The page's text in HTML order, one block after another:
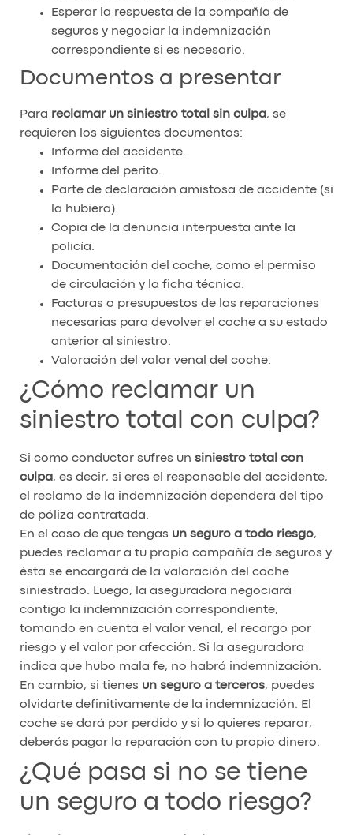
Esperar la respuesta de la compañía de
seguros y negociar la indemnización
correspondiente si es necesario.
Documentos a presentar
Para reclamar un siniestro total sin culpa, se
requieren los siguientes documentos:
Informe del accidente.
Informe del perito.
Parte de declaración amistosa de accidente (si
la hubiera).
Copia de la denuncia interpuesta ante la
policía.
Documentación del coche, como el permiso
de circulación y la ficha técnica.
Facturas o presupuestos de las reparaciones
necesarias para devolver el coche a su estado
anterior al siniestro.
Valoración del valor venal del coche.
¿Cómo reclamar un
siniestro total con culpa?
Si como conductor sufres un siniestro total con
culpa, es decir, si eres el responsable del accidente,
el reclamo de la indemnización dependerá del tipo
de póliza contratada.
En el caso de que tengas un seguro a todo riesgo,
puedes reclamar a tu propia compañía de seguros y
ésta se encargará de la valoración del coche
siniestrado. Luego, la aseguradora negociará
contigo la indemnización correspondiente,
tomando en cuenta el valor venal, el recargo por
riesgo y el valor por afección. Si la aseguradora
indica que hubo mala fe, no habrá indemnización.
En cambio, si tienes un seguro a terceros, puedes
olvidarte definitivamente de la indemnización. El
coche se dará por perdido y si lo quieres reparar,
deberás pagar la reparación con tu propio dinero.
¿Qué pasa si no se tiene
un seguro a todo riesgo?